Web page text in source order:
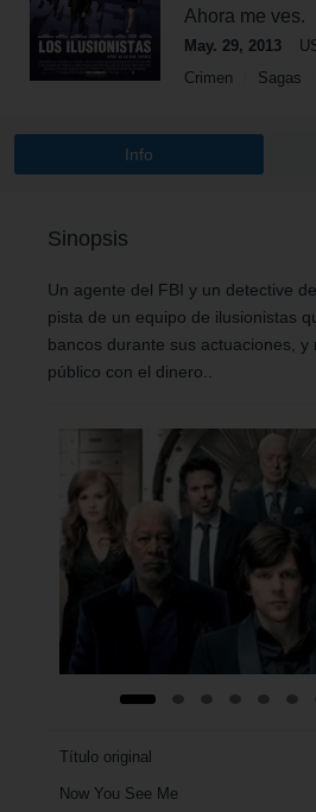
Ahora me ves.
May. 29, 2013
Crimen
Sagas
Info
Sinopsis
Un agente del FBI y un detective
pista de un equipo de ilusionistas
bancos durante sus actuaciones, y
público con el dinero..
Título original
Now You See Me